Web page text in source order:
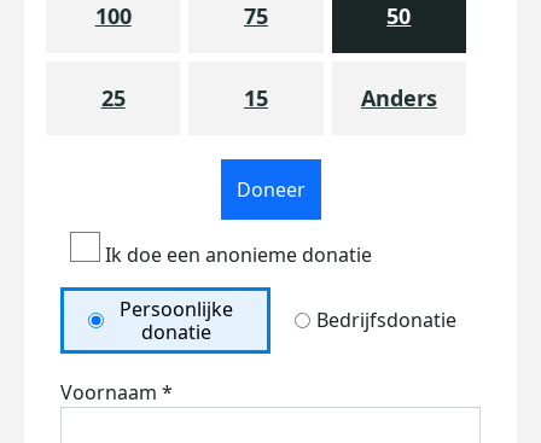
100 75 50
25 15 Anders
Doneer
Ik doe een anonieme donatie
Persoonlijke
donatie
Bedrijfsdonatie
Voornaam *